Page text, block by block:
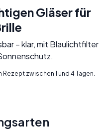
Gläser für
– klar, mit Blaulichtfilter
zwischen 1 und 4 Tagen.